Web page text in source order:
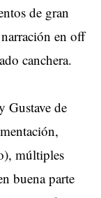
de gran
en off
canchera.
Gustave de
múltiples
buena parte